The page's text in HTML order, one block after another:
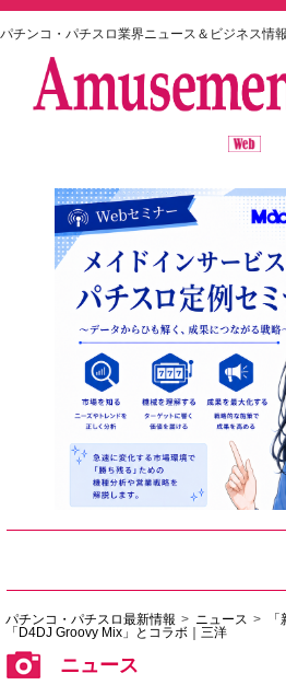
パチンコ・パチスロ業界ニュース＆ビジネス情報
パチンコ・パチスロ最新情報 ニュース
「D4DJ Groovy Mix」とコラボ｜三洋
ニュース